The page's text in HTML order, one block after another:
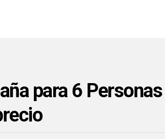
para 6 Personas